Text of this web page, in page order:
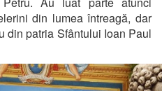
din lumea întreagă, dar
din patria Sfântului Ioan Paul